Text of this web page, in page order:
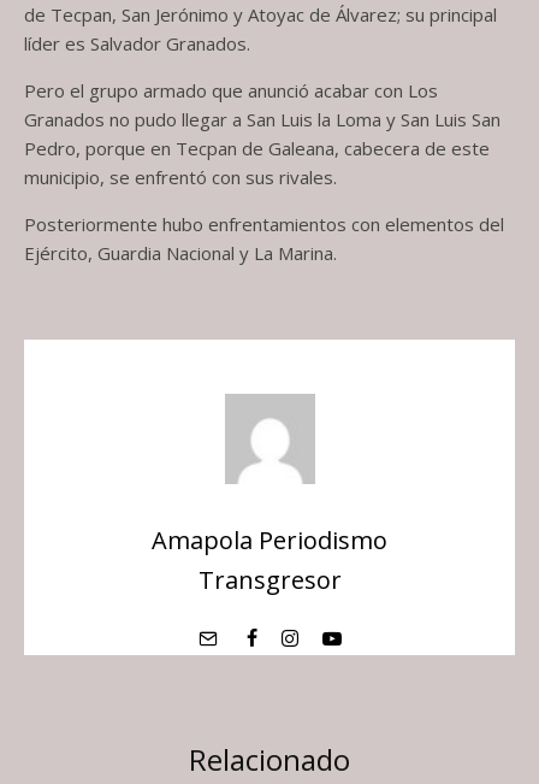
de Tecpan, San Jerónimo y Atoyac de Álvarez; su principal
líder es Salvador Granados.
Pero el grupo armado que anunció acabar con Los
Granados no pudo llegar a San Luis la Loma y San Luis San
Pedro, porque en Tecpan de Galeana, cabecera de este
municipio, se enfrentó con sus rivales.
Posteriormente hubo enfrentamientos con elementos del
Ejército, Guardia Nacional y La Marina.
Amapola Periodismo
Transgresor
Relacionado